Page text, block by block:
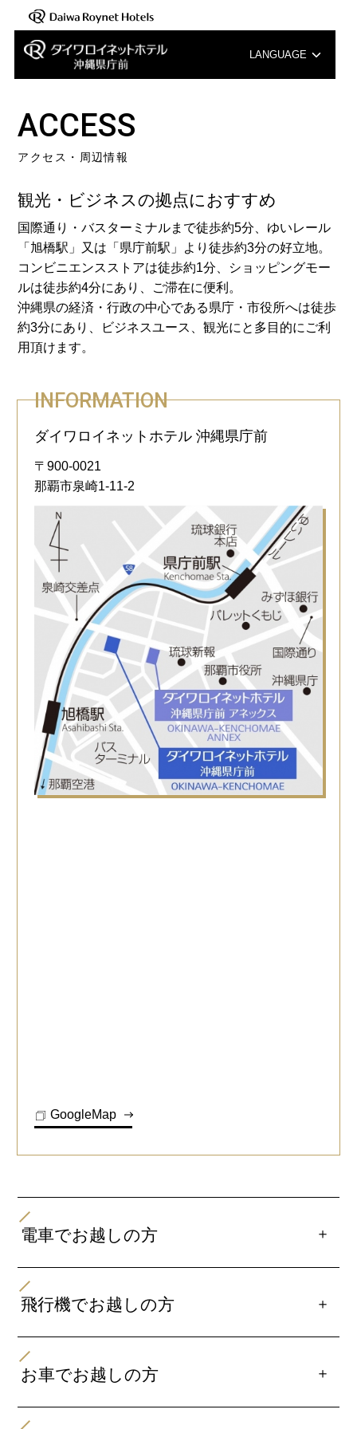
LANGUAGE
한국어
ACCESS
アクセス・周辺情報
観光・ビジネスの拠点におすすめ
国際通り・バスターミナルまで徒歩約5分、ゆいレール
「旭橋駅」又は「県庁前駅」より徒歩約3分の好立地。
コンビニエンスストアは徒歩約1分、ショッピングモー
ルは徒歩約4分にあり、ご滞在に便利。
沖縄県の経済・行政の中心である県庁・市役所へは徒歩
約3分にあり、ビジネスユース、観光にと多目的にご利
用頂けます。
INFORMATION
ダイワロイネットホテル 沖縄県庁前
〒900-0021
那覇市泉崎1-11-2
GoogleMap
電車でお越しの方 ＋
最寄り駅
ゆいレールにて「旭橋駅」又は「県庁前駅」下車、徒歩
約3分
那覇空港方面からお越しの場合は「旭橋駅」で下車して
ください。
飛行機でお越しの方 ＋
那覇空港より
ゆいレールで（約10分）「旭橋駅」下車、徒歩約3分
「旭橋駅」改札を出て左側の階段を下り、川沿いを「県
お車でお越しの方 ＋